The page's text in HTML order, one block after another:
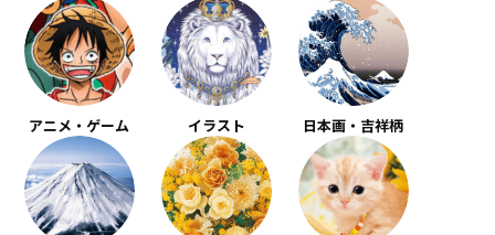
アニメ・ゲーム イラスト 日本画・吉祥柄